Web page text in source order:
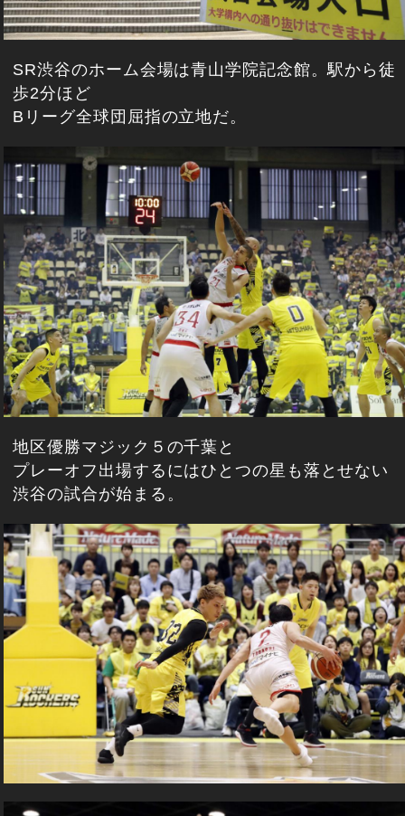
SR渋谷のホーム会場は青山学院記念館。駅から徒
歩2分ほど
Bリーグ全球団屈指の立地だ。
地区優勝マジック５の千葉と
プレーオフ出場するにはひとつの星も落とせない
渋谷の試合が始まる。